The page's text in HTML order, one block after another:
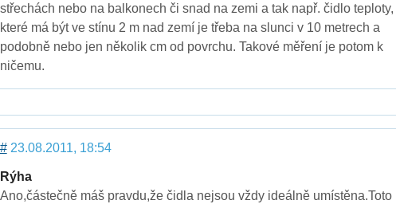
střechách nebo na balkonech či snad na zemi a tak např. čidlo teploty,
které má být ve stínu 2 m nad zemí je třeba na slunci v 10 metrech a
podobně nebo jen několik cm od povrchu. Takové měření je potom k
ničemu.
#23.08.2011, 18:54
Rýha
Ano,částečně máš pravdu,že čidla nejsou vždy ideálně umístěna.Toto